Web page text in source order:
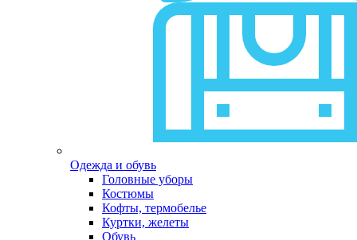
Одежда и обувь
Головные уборы
Костюмы
Кофты, термобелье
Куртки, желеты
Обувь